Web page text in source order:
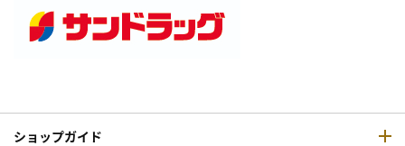
ショップガイド